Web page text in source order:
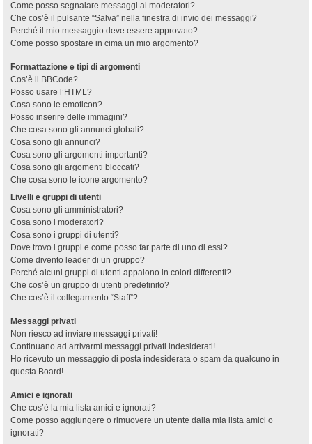
Come posso segnalare messaggi ai moderatori?
Che cos’è il pulsante “Salva” nella finestra di invio dei messaggi?
Perché il mio messaggio deve essere approvato?
Come posso spostare in cima un mio argomento?
Formattazione e tipi di argomenti
Cos’è il BBCode?
Posso usare l’HTML?
Cosa sono le emoticon?
Posso inserire delle immagini?
Che cosa sono gli annunci globali?
Cosa sono gli annunci?
Cosa sono gli argomenti importanti?
Cosa sono gli argomenti bloccati?
Che cosa sono le icone argomento?
Livelli e gruppi di utenti
Cosa sono gli amministratori?
Cosa sono i moderatori?
Cosa sono i gruppi di utenti?
Dove trovo i gruppi e come posso far parte di uno di essi?
Come divento leader di un gruppo?
Perché alcuni gruppi di utenti appaiono in colori differenti?
Che cos’è un gruppo di utenti predefinito?
Che cos’è il collegamento “Staff”?
Messaggi privati
Non riesco ad inviare messaggi privati!
Continuano ad arrivarmi messaggi privati indesiderati!
Ho ricevuto un messaggio di posta indesiderata o spam da qualcuno in
questa Board!
Amici e ignorati
Che cos’è la mia lista amici e ignorati?
Come posso aggiungere o rimuovere un utente dalla mia lista amici o
ignorati?